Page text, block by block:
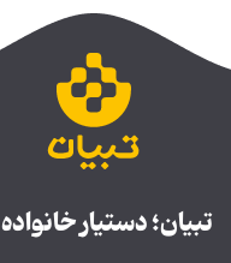
تبیان؛ دستیار خانواده